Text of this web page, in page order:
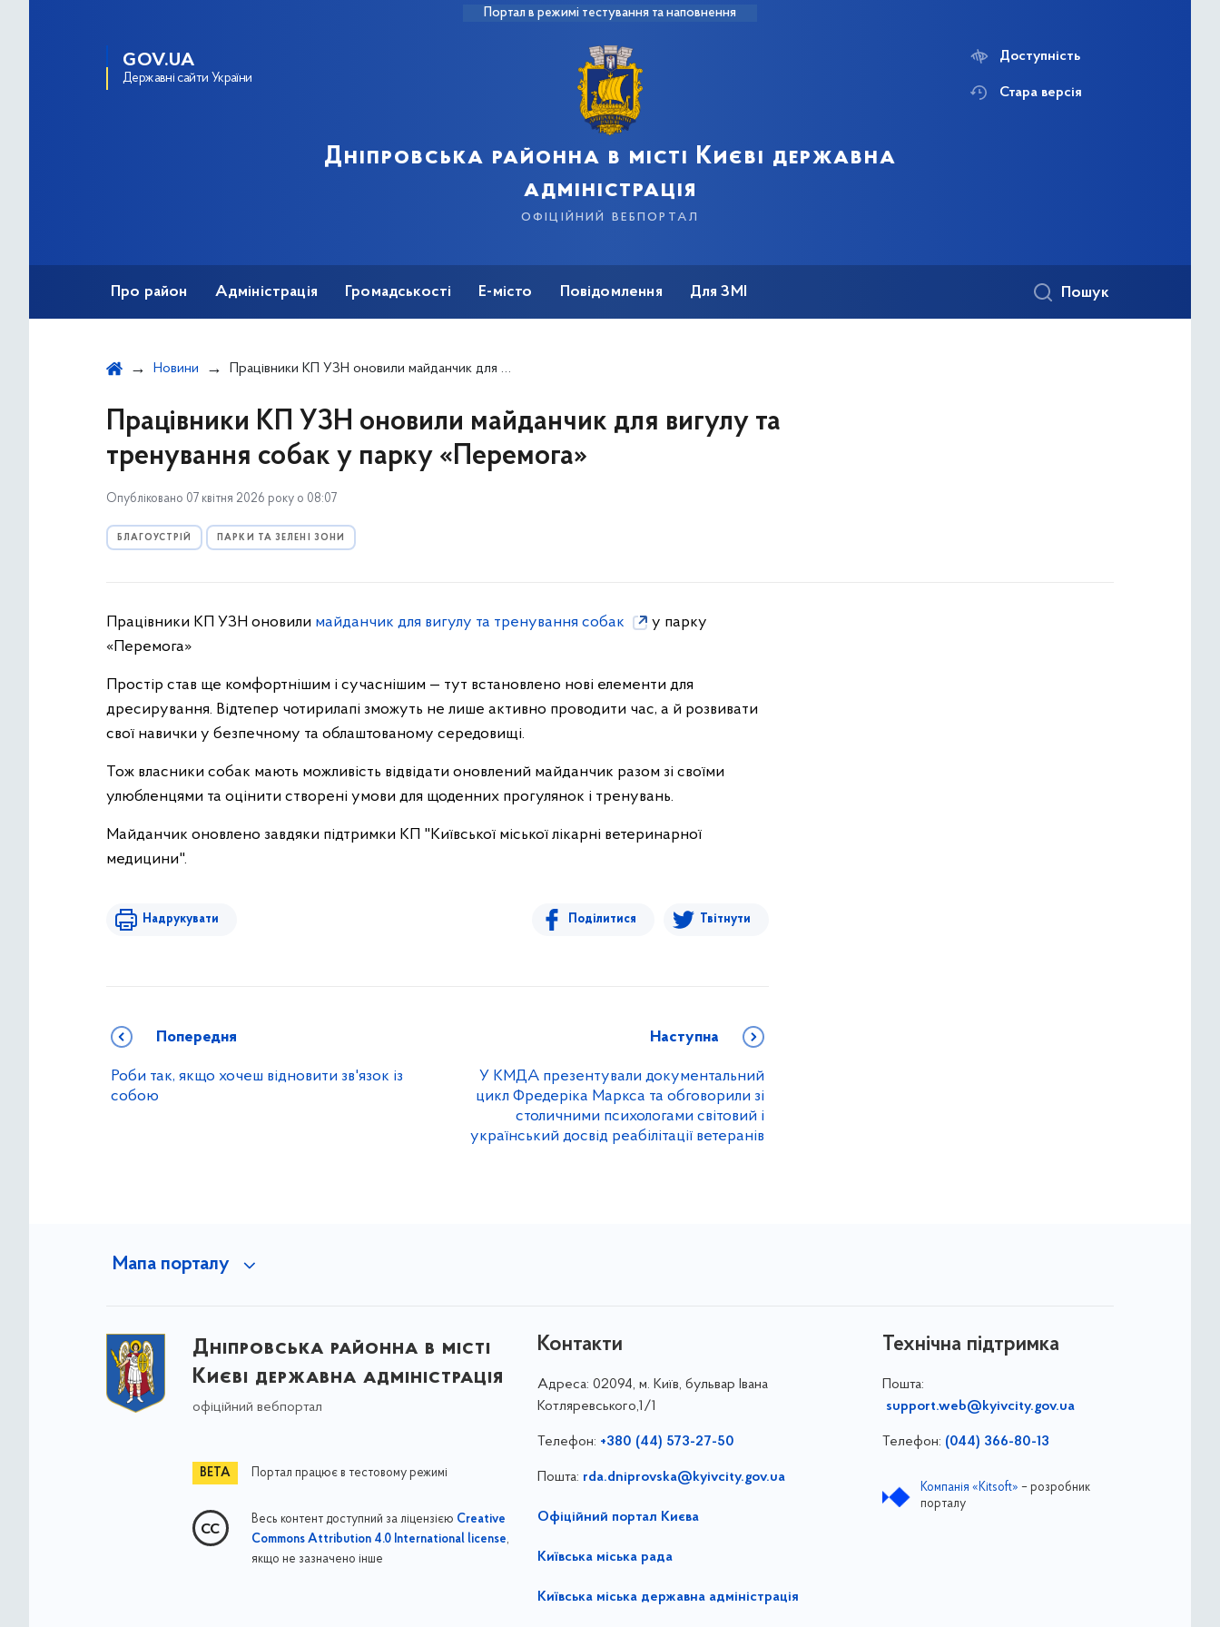
Портал в режимі тестування та наповнення
GOV.UA
Державні сайти України
Дніпровська районна в місті Києві державна
адміністрація
офіційний вебпортал
Доступність
Стара версія
Про район Адміністрація Громадськості Е-місто Повідомлення Для ЗМІ Пошук
Новини Працівники КП УЗН оновили майданчик для вигулу та тренування собак у парку «Перемога»
Працівники КП УЗН оновили майданчик для вигулу та
тренування собак у парку «Перемога»
Опубліковано 07 квітня 2026 року о 08:07
БЛАГОУСТРІЙ ПАРКИ ТА ЗЕЛЕНІ ЗОНИ
Працівники КП УЗН оновили майданчик для вигулу та тренування собак
у парку
«Перемога»
Простір став ще комфортнішим і сучаснішим — тут встановлено нові елементи для
дресирування. Відтепер чотирилапі зможуть не лише активно проводити час, а й розвивати
свої навички у безпечному та облаштованому середовищі.
Тож власники собак мають можливість відвідати оновлений майданчик разом зі своїми
улюбленцями та оцінити створені умови для щоденних прогулянок і тренувань.
Майданчик оновлено завдяки підтримки КП "Київської міської лікарні ветеринарної
медицини".
Надрукувати Поділитися Твітнути
Попередня
Роби так, якщо хочеш відновити зв'язок із
собою
Наступна
У КМДА презентували документальний
цикл Фредеріка Маркса та обговорили зі
столичними психологами світовий і
український досвід реабілітації ветеранів
Мапа порталу
Дніпровська районна в місті
Києві державна адміністрація
офіційний вебпортал
Портал працює в тестовому режимі
Весь контент доступний за ліцензією Creative
Commons Attribution 4.0 International license,
якщо не зазначено інше
Контакти
Адреса: 02094, м. Київ, бульвар Івана
Котляревського,1/1
Телефон: +380 (44) 573-27-50
Пошта: rda.dniprovska@kyivcity.gov.ua
Офіційний портал Києва
Київська міська рада
Київська міська державна адміністрація
Технічна підтримка
Пошта:
support.web@kyivcity.gov.ua
Телефон: (044) 366-80-13
Компанія «Kitsoft» – розробник
порталу